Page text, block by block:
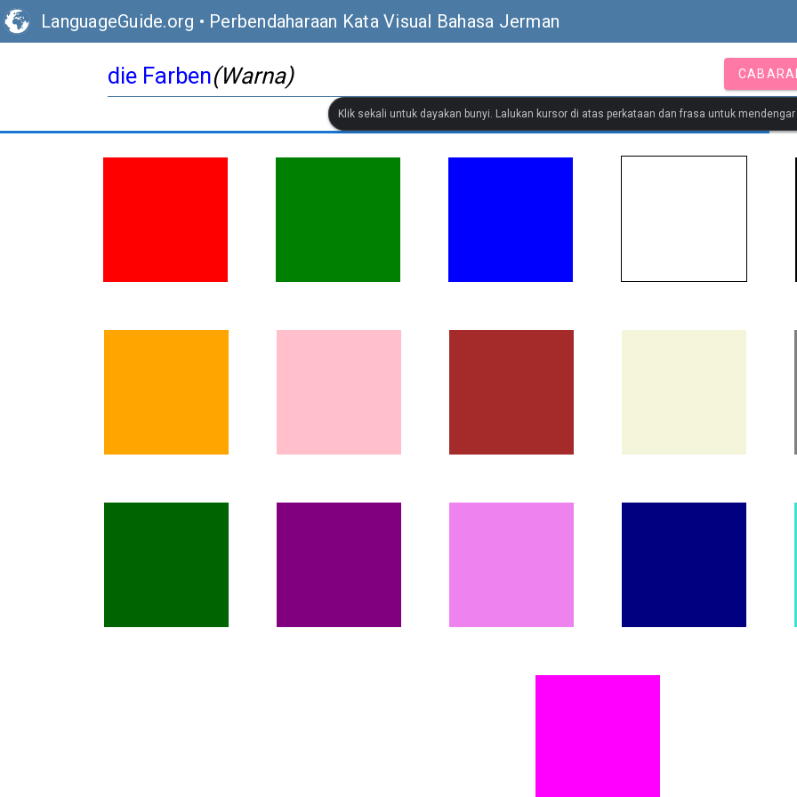
LanguageGuide.org • Perbendaharaan Kata Visual Bahasa Jerman
die Farben(Warna)
Klik sekali untuk dayakan bunyi. Lalukan kursor di atas perkataan dan frasa untuk